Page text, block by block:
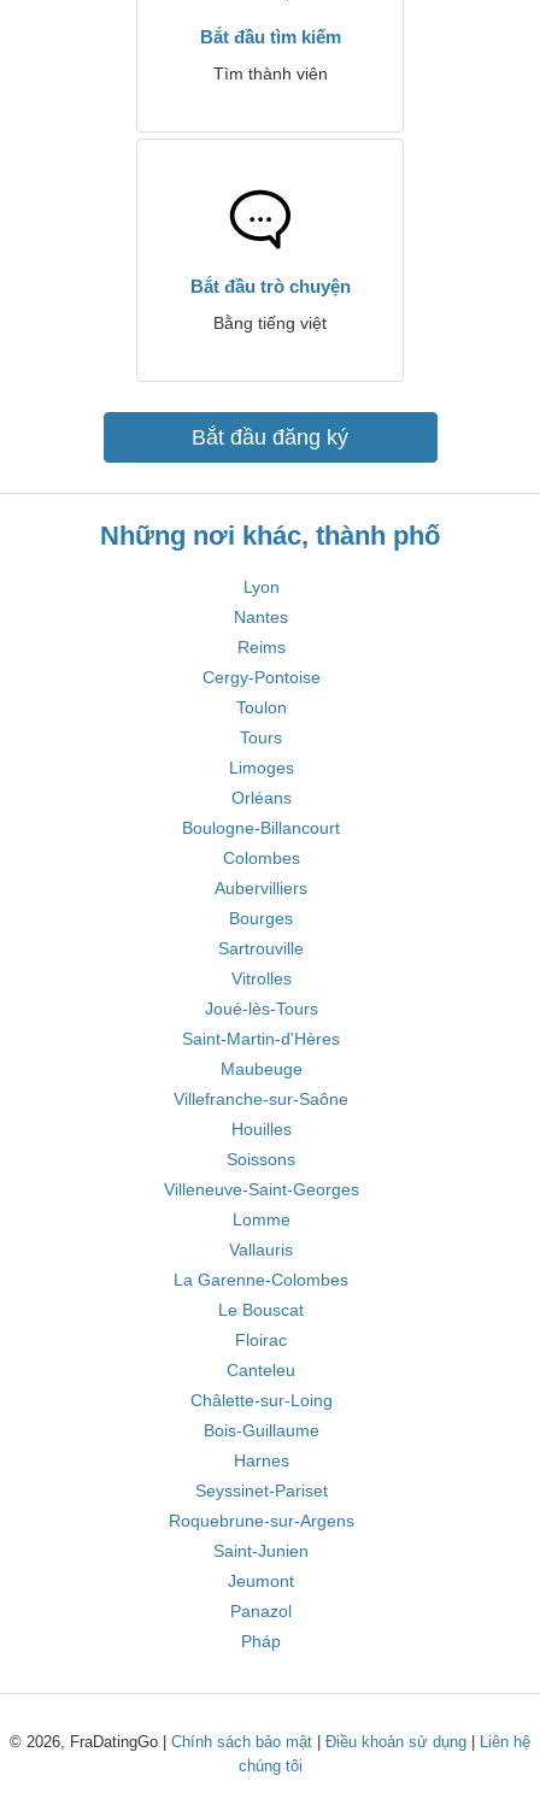
Bắt đầu tìm kiếm
Tìm thành viên
Bắt đầu trò chuyện
Bằng tiếng việt
Bắt đầu đăng ký
Những nơi khác, thành phố
Lyon
Nantes
Reims
Cergy-Pontoise
Toulon
Tours
Limoges
Orléans
Boulogne-Billancourt
Colombes
Aubervilliers
Bourges
Sartrouville
Vitrolles
Joué-lès-Tours
Saint-Martin-d'Hères
Maubeuge
Villefranche-sur-Saône
Houilles
Soissons
Villeneuve-Saint-Georges
Lomme
Vallauris
La Garenne-Colombes
Le Bouscat
Floirac
Canteleu
Châlette-sur-Loing
Bois-Guillaume
Harnes
Seyssinet-Pariset
Roquebrune-sur-Argens
Saint-Junien
Jeumont
Panazol
Pháp
© 2026, FraDatingGo | Chính sách bảo mật Điều khoản sử dụng
Liên hệ
chúng tôi